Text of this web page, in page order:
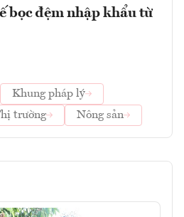
bọc đệm nhập khẩu từ
Khung pháp lý
trường Nông sản